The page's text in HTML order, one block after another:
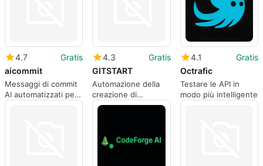
4.7
Gratis
aicommit
Messaggi di commit
AI automatizzati per
Git nel terminale
4.3
Gratis
GITSTART
Automazione della
creazione di
repository GitHub
4.1
Gratis
Octrafic
Testare le API in
modo più intelligente